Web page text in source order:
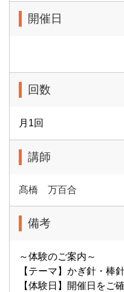
開催日
回数
月1回
講師
髙橋 万百合
備考
～体験のご案内～
【テーマ】かぎ針・棒
【体験日】開催日をご